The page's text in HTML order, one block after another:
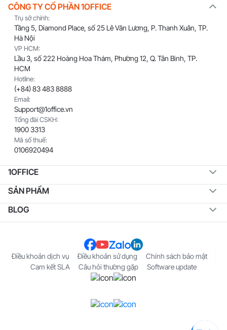
CÔNG TY CỔ PHẦN 1OFFICE
Trụ sở chính:
Tầng 5, Diamond Place, số 25 Lê Văn Lương, P. Thanh Xuân, TP.
Hà Nội
VP HCM:
Lầu 3, số 222 Hoàng Hoa Thám, Phường 12, Q. Tân Bình, TP.
HCM
Hotline:
(+84) 83 483 8888
Email:
Support@1office.vn
Tổng đài CSKH:
1900 3313
Mã số thuế:
0106920494
1OFFICE
SẢN PHẨM
BLOG
Điều khoản dịch vụ Điều khoản sử dụng
Chính sách bảo mật
Cam kết SLA
Câu hỏi thường gặp Software update